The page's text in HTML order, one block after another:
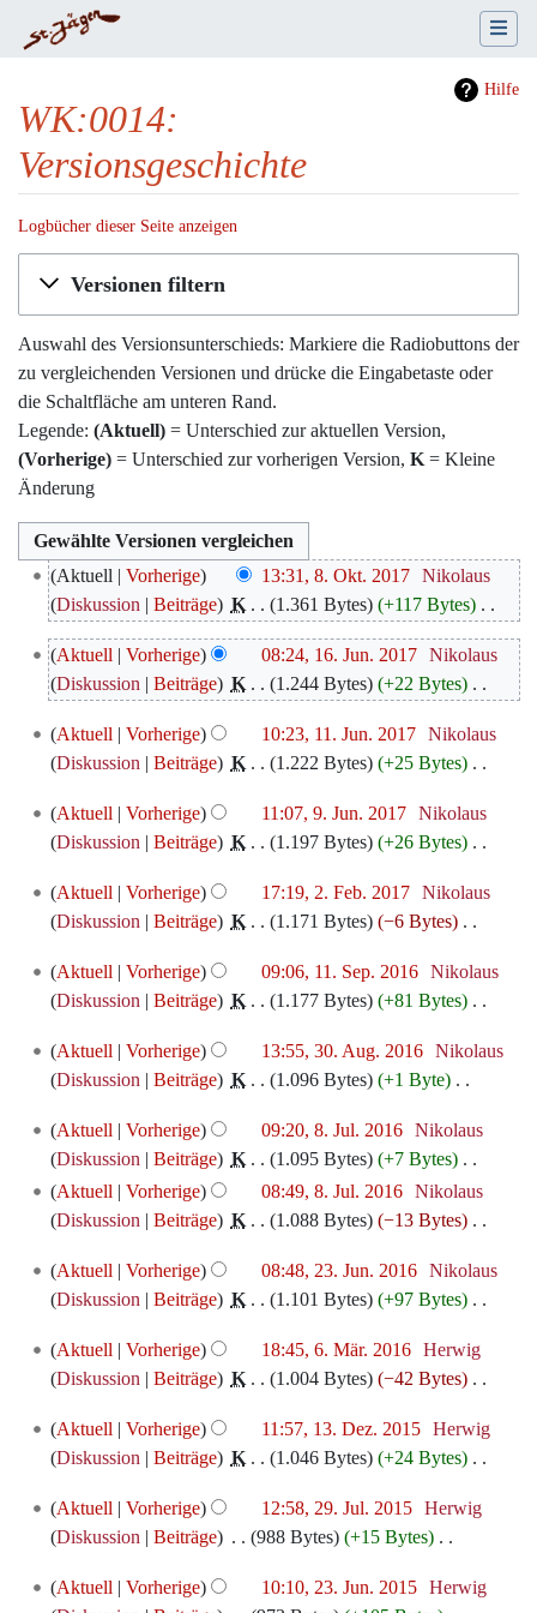
Hilfe
WK:0014:
Versionsgeschichte
Logbücher dieser Seite anzeigen
Wechseln zu:Navigation,Suche
Versionen filtern
Auswahl des Versionsunterschieds: Markiere die Radiobuttons der
zu vergleichenden Versionen und drücke die Eingabetaste oder
die Schaltfläche am unteren Rand.
Legende: (Aktuell) = Unterschied zur aktuellen Version,
(Vorherige) = Unterschied zur vorherigen Version, K = Kleine
Änderung
8.
Oktober
2017
Aktuell Vorherige 13:31, 8. Okt. 2017‎ Nikolaus
Diskussion
Beiträge K 1.361 Bytes +117 Bytes ‎
e
i
e
B
e
a
b
e
t
u
g
s
z
u
a
m
m
e
f
a
s
u
g
16.
Juni
2017
Aktuell Vorherige 08:24, 16. Jun. 2017‎ Nikolaus
Diskussion
Beiträge K 1.244 Bytes +22 Bytes ‎
e
i
e
B
e
a
b
e
t
u
g
s
z
u
a
m
m
e
f
a
s
u
g
11.
Juni
Aktuell Vorherige 10:23, 11. Jun. 2017‎ Nikolaus
Diskussion
Beiträge K 1.222 Bytes +25 Bytes ‎
e
i
e
B
e
a
b
e
t
u
n
g
z
u
a
m
m
e
f
a
s
9.
Juni
Aktuell Vorherige 11:07, 9. Jun. 2017‎ Nikolaus
Diskussion
Beiträge K 1.197 Bytes +26 Bytes ‎
e
i
e
B
e
a
b
e
i
t
n
g
z
u
a
m
m
e
f
2.
Februar
Aktuell Vorherige 17:19, 2. Feb. 2017‎ Nikolaus
Diskussion
Beiträge K 1.171 Bytes −6 Bytes ‎
e
i
e
B
e
a
b
e
i
t
n
g
z
u
a
m
m
11.
September
Aktuell Vorherige 09:06, 11. Sep. 2016‎ Nikolaus
Diskussion
Beiträge K 1.177 Bytes +81 Bytes ‎
e
i
e
B
e
a
b
e
i
t
n
g
z
u
a
30.
August
Aktuell Vorherige 13:55, 30. Aug. 2016‎ Nikolaus
Diskussion
Beiträge K 1.096 Bytes +1 Byte ‎
e
i
n
e
e
a
b
e
i
t
n
g
z
8.
2016
Aktuell Vorherige 09:20, 8. Jul. 2016‎ Nikolaus
Diskussion
Beiträge K 1.095 Bytes +7 Bytes ‎
K
e
n
e
e
a
b
e
i
t
n
Aktuell Vorherige 08:49, 8. Jul. 2016‎ Nikolaus
Diskussion
Beiträge K 1.088 Bytes −13 Bytes ‎
e
i
e
B
e
a
b
e
t
23.
Juni
Aktuell Vorherige 08:48, 23. Jun. 2016‎ Nikolaus
Diskussion
Beiträge K 1.101 Bytes +97 Bytes ‎
e
i
e
B
e
a
b
6.
März
Aktuell Vorherige 18:45, 6. Mär. 2016‎ Herwig
Diskussion
Beiträge K 1.004 Bytes −42 Bytes ‎
e
i
e
B
e
a
13.
Dezember
Aktuell Vorherige 11:57, 13. Dez. 2015‎ Herwig
Diskussion
Beiträge K 1.046 Bytes +24 Bytes ‎
e
i
e
29.
Aktuell Vorherige 12:58, 29. Jul. 2015‎ Herwig
Diskussion
Beiträge 988 Bytes +15 Bytes ‎
e
23.
Aktuell Vorherige 10:10, 23. Jun. 2015‎ Herwig